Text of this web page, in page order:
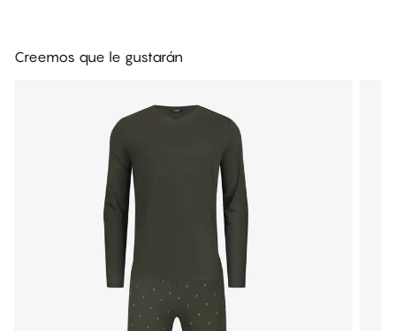
Creemos que le gustarán